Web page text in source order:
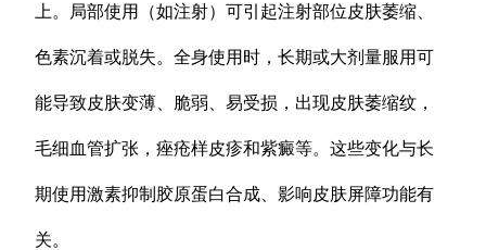
上。局部使用（如注射）可引起注射部位皮肤萎缩、
色素沉着或脱失。全身使用时，长期或大剂量服用可
能导致皮肤变薄、脆弱、易受损，出现皮肤萎缩纹，
毛细血管扩张，痤疮样皮疹和紫癜等。这些变化与长
期使用激素抑制胶原蛋白合成、影响皮肤屏障功能有
关。